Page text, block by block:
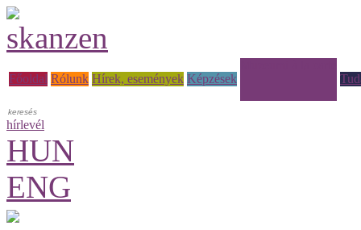
Főoldal Rólunk Hírek, események Képzések
hírlevél
HUN
ENG